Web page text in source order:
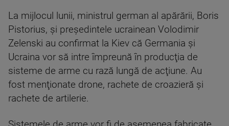
La mijlocul lunii, ministrul german al apărării, Boris
Pistorius, şi preşedintele ucrainean Volodimir
Zelenski au confirmat la Kiev că Germania şi
Ucraina vor să intre împreună în producţia de
sisteme de arme cu rază lungă de acţiune. Au
fost menţionate drone, rachete de croazieră şi
rachete de artilerie.